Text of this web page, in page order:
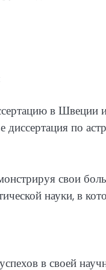
в Швеции
по
свои
науки, в
в своей